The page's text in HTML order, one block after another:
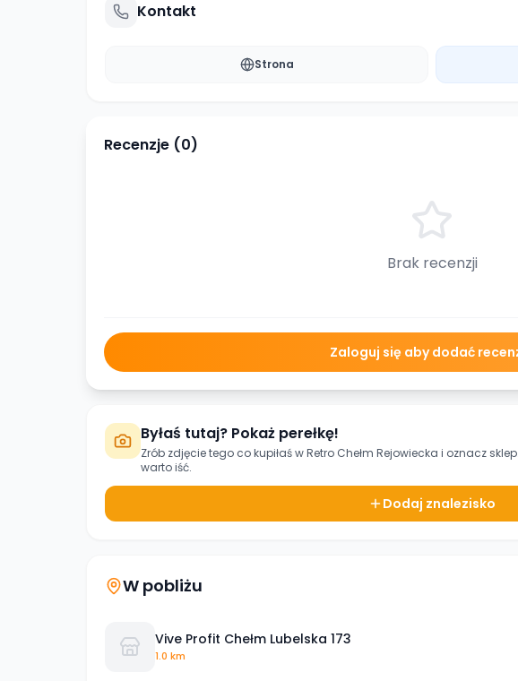
Kontakt
Strona
Recenzje (0)
Brak recenzji
Zaloguj się aby dodać
Byłaś tutaj? Pokaż perełkę!
Zrób zdjęcie tego co kupiłaś wRetro Chełm Rejowiecka i oznacz
warto iść.
Dodaj znalezisko
W pobliżu
Vive Profit Chełm Lubelska 173
1.0 km